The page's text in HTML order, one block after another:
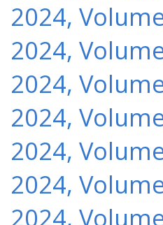
2024,
2024,
2024,
2024,
2024,
2024,
2024,